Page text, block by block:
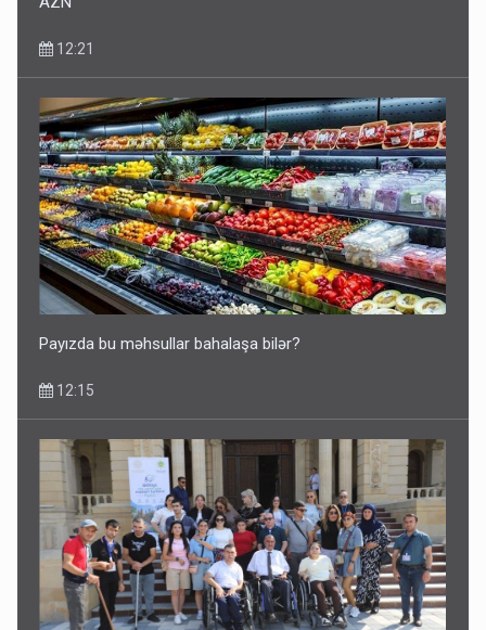
12:21
Payızda bu məhsullar bahalaşa bilər?
12:15